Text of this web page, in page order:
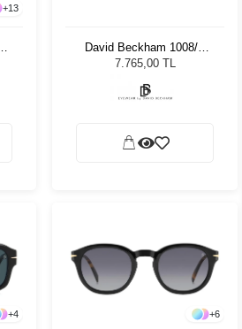
+13
David Beckham 1008/S
EX4 55 Unisex Güneş
7.765,00 TL
+4 +6